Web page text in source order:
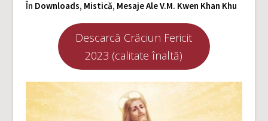
În Downloads, Mistică, Mesaje Ale V.M. Kwen Khan Khu
Descarcă Crăciun Fericit
2023 (calitate înaltă)